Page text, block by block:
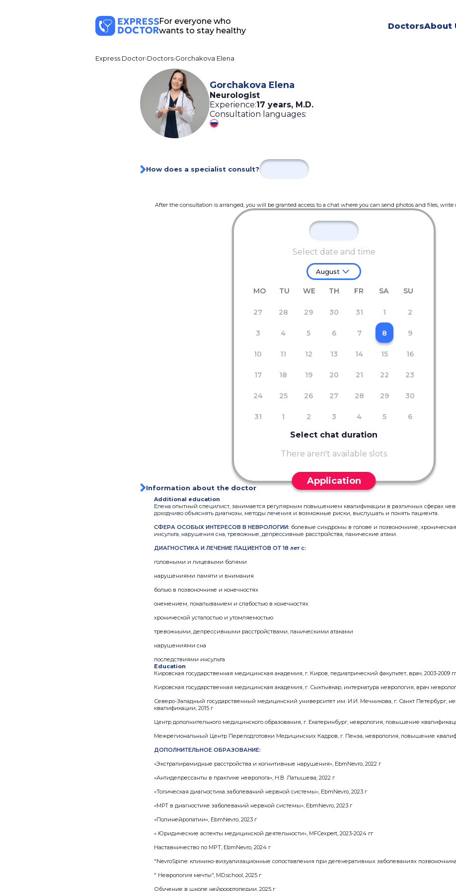
For everyone who
wants to stay healthy
DoctorsAbout
Express Doctor Doctors Gorchakova Elena
Gorchakova Elena
Neurologist
Experience:17 years, M.D.
Consultation languages:
How does a specialist consult?
After the consultation is arranged, you will be granted access to a chat where you can send photos and files,
Select date and time
August
MO TU WE TH FR SA SU
27 28 29 30 31 1 2
3 4 5 6 7 8 9
10 11 12 13 14 15 16
17 18 19 20 21 22 23
24 25 26 27 28 29 30
31 1 2 3 4 5 6
Select chat duration
There aren't available slots
Application
Information about the doctor
Additional education
Елена опытный специлист, занимается регулярным повышением квалификации в различных сферах
доходчиво объяснять диагнозы, методы лечения и возможные риски, выслушать и понять пациента.
СФЕРА ОСОБЫХ ИНТЕРЕСОВ В НЕВРОЛОГИИ: болевые синдромы в голове и позвоночнике,
инсульта, нарушения сна, тревожные, депрессивные расстройства, панические атаки.
ДИАГНОСТИКА И ЛЕЧЕНИЕ ПАЦИЕНТОВ ОТ 18 лет с:
головными и лицевыми болями
нарушениями памяти и внимания
болью в позвоночнике и конечностях
онемением, покалыванием и слабостью в конечностях
хронической усталостью и утомляемостью
тревожными, депрессивными расстройствами, паническими атаками
нарушениями сна
последствиями инсульта
Education
Кировская государственная медицинская академия, г. Киров, педиатрический факультет, врач, 2003-2009 гг
Кировская государственная медицинская академия, г. Сыктывкар, интернатура неврология, врач невролог,
Северо-Западный государственный медицинский университет им. И.И. Мечникова, г. Санкт Петербург,
квалификации, 2015 г
Центр дополнительного медицинского образования, г. Екатеринбург, неврология, повышение
Межрегиональный Центр Переподготовки Медицинских Кадров, г. Пенза, неврология, повышение
ДОПОЛНИТЕЛЬНОЕ ОБРАЗОВАНИЕ:
«Экстрапирамидные расстройства и когнитивные нарушения», EbmNevro, 2022 г
«Антидепрессанты в практике невролога», Н.В. Латышева, 2022 г
«Топическая диагностика заболеваний нервной системы», EbmNevro, 2023 г
«МРТ в диагностике заболеваний нервной системы», EbmNevro, 2023 г
«Полинейропатии», EbmNevro, 2023 г
« Юридические аспекты медицинской деятельности», MFCexpert, 2023-2024 гг
Наставничество по MPT, EbmNevro, 2024 г
"NevroSpine: клинико-визуализационные сопоставления при дегенеративных заболеваниях
" Неврология мечты", MD.school, 2025 г
Обучение в школе нейроортопедии, 2025 г